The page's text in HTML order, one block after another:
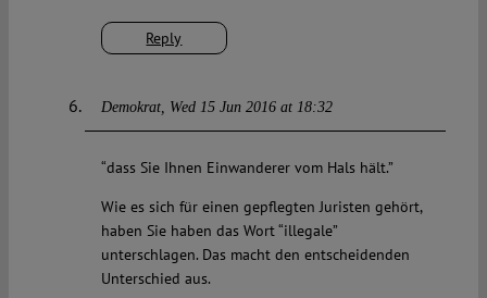
Reply
Demokrat Wed 15 Jun 2016 at 18:32
“dass Sie Ihnen Einwanderer vom Hals hält.”
Wie es sich für einen gepflegten Juristen gehört,
haben Sie haben das Wort “illegale”
unterschlagen. Das macht den entscheidenden
Unterschied aus.